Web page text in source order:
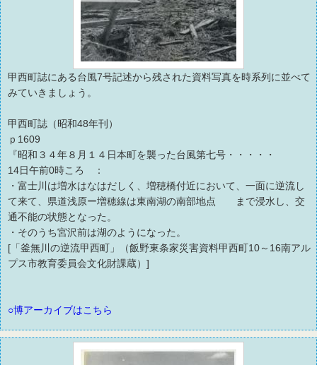
甲西町誌にある台風7号記述から残された資料写真を時系列に並べて
みていきましょう。
甲西町誌（昭和48年刊）
ｐ1609
『昭和３４年８月１４日本町を襲った台風第七号・・・・・
14日午前0時ころ ：
・富士川は増水はなはだしく、増穂橋付近において、一面に逆流し
て来て、県道浅原ー増穂線は東南湖の南部地点 まで浸水し、交
通不能の状態となった。
・そのうち宮沢前は湖のようになった。
[「釜無川の逆流甲西町」（飯野東条家災害資料甲西町10～16南アル
プス市教育委員会文化財課蔵）]
○博アーカイブはこちら